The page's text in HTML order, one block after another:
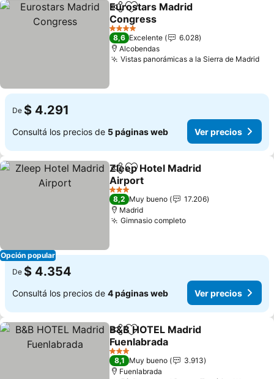
CompartirAñadir a favoritos
Eurostars Madrid
Congress
Ver precios
4 Estrellas
8,6 Excelente
6.028
Alcobendas
Vistas panorámicas a la Sierra de Madrid
De $ 4.291
Consultá los precios de 5 páginas web Ver precios
Opción popular
CompartirAñadir a favoritos
Zleep Hotel Madrid
Airport
Ver precios
3 Estrellas
8,2 Muy bueno
17.206
Madrid
Gimnasio completoVer precios
De $ 4.354
Consultá los precios de 4 páginas web Ver precios
CompartirAñadir a favoritos
B&B HOTEL Madrid
Fuenlabrada
Ver precios
3 Estrellas
8,1 Muy bueno
3.913
Fuenlabrada